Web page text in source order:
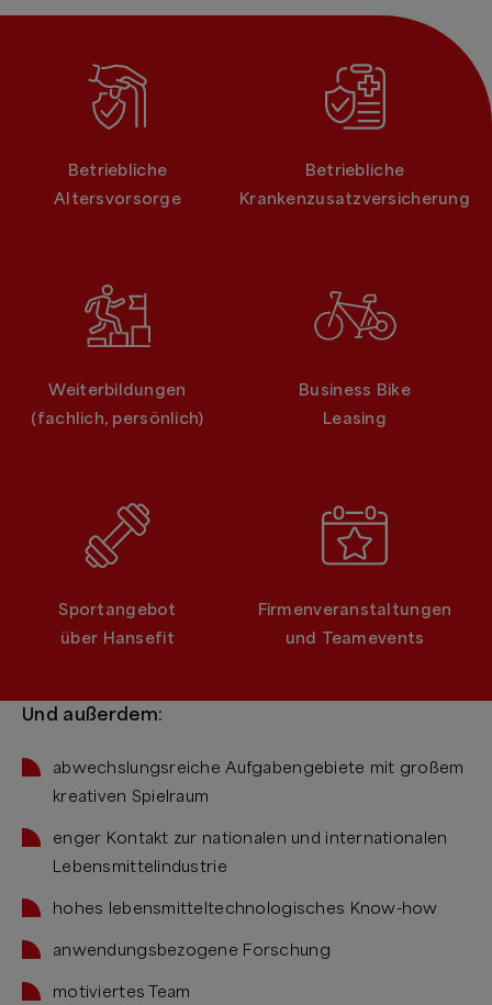
Betriebliche
Altersvorsorge
Betriebliche
Krankenzusatzversicherung
Weiterbildungen
(fachlich, persönlich)
Business Bike
Leasing
Sportangebot
über Hansefit
Firmenveranstaltungen
und Teamevents
Und außerdem:
abwechslungsreiche Aufgabengebiete mit großem
kreativen Spielraum
enger Kontakt zur nationalen und internationalen
Lebensmittelindustrie
hohes lebensmitteltechnologisches Know-how
anwendungsbezogene Forschung
motiviertes Team